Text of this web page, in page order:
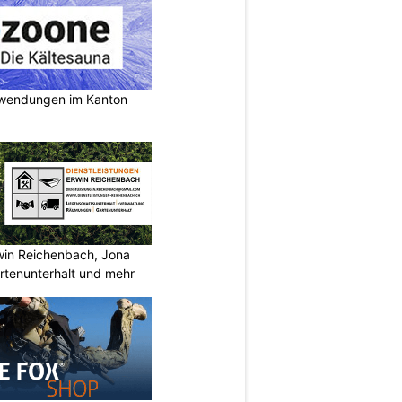
im Kanton
Reichenbach, Jona
und mehr